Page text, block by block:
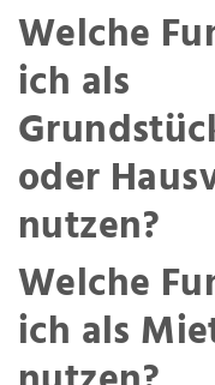
Welche
ich als
oder
nutzen?
Welche
ich als